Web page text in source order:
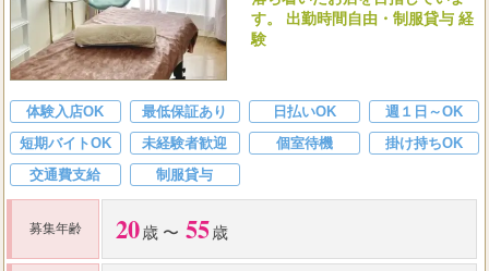
す。 出勤時間自由・制服貸与 経
験
体験入店OK 最低保証あり 日払いOK
週１日～OK
短期バイトOK
未経験者歓迎 個室待機
掛け持ちOK
交通費支給
制服貸与
募集年齢 20歳 〜 55歳